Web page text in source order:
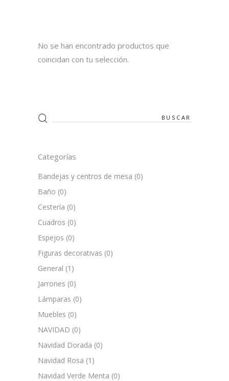
No se han encontrado productos que
coincidan con tu selección.
Search
for:
Categorías
Bandejas y centros de mesa (0)
Baño (0)
Cestería (0)
Cuadros (0)
Espejos (0)
Figuras decorativas (0)
General (1)
Jarrones (0)
Lámparas (0)
Muebles (0)
NAVIDAD (0)
Navidad Dorada (0)
Navidad Rosa (1)
Navidad Verde Menta (0)